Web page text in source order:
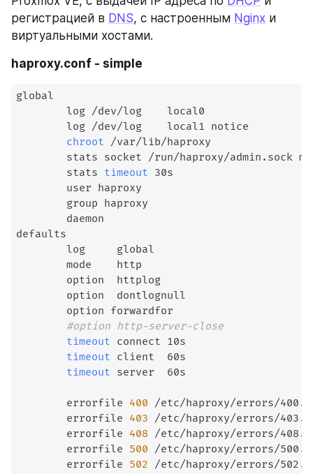
регистрацией в DNS, с настроенным Nginx и
виртуальными хостами.
haproxy.conf - simple
global
        log /dev/log    local0
        log /dev/log    local1 notice
chroot /var/lib/haproxy
stats socket /run/haproxy/admin.sock
        stats
timeout 30s
        user haproxy
        group haproxy
        daemon
defaults
        log     global
        mode    http
        option  httplog
        option  dontlognull
        option forwardfor
#option http-server-close
timeout connect 10s
timeout client  60s
timeout server  60s
        errorfile
400 /etc/haproxy/errors/
        errorfile
403 /etc/haproxy/errors/
        errorfile
408 /etc/haproxy/errors/
        errorfile
500 /etc/haproxy/errors/
        errorfile
502 /etc/haproxy/errors/